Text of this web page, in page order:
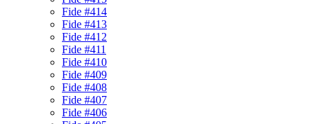
Fide #414
Fide #413
Fide #412
Fide #411
Fide #410
Fide #409
Fide #408
Fide #407
Fide #406